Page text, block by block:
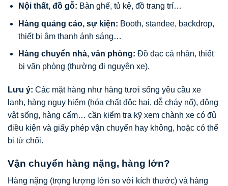
Nội thất, đồ gỗ: Bàn ghế, tủ kệ, đồ trang trí…
Hàng quảng cáo, sự kiện: Booth, standee, backdrop,
thiết bị âm thanh ánh sáng…
Hàng chuyển nhà, văn phòng: Đồ đạc cá nhân, thiết
bị văn phòng (thường đi nguyên xe).
Lưu ý: Các mặt hàng như hàng tươi sống yêu cầu xe
lạnh, hàng nguy hiểm (hóa chất độc hại, dễ cháy nổ), động
vật sống, hàng cấm… cần kiểm tra kỹ xem chành xe có đủ
điều kiện và giấy phép vận chuyển hay không, hoặc có thể
bị từ chối.
Vận chuyển hàng nặng, hàng lớn?
Hàng nặng (trọng lượng lớn so với kích thước) và hàng